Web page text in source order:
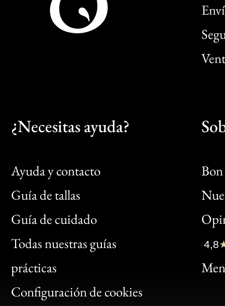
¿Necesitas ayuda?
Ayuda y contacto
Guía de tallas
Guía de cuidado
Todas nuestras guías
prácticas
Configuración de cookies
Bon
Clic
Bon
4,8